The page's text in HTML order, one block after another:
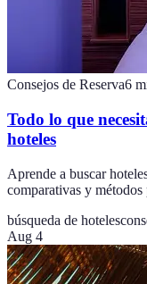
Consejos de Reserva6
Todo lo que
hoteles
Aprende a buscar
comparativas y
búsqueda de hoteles
Aug 4